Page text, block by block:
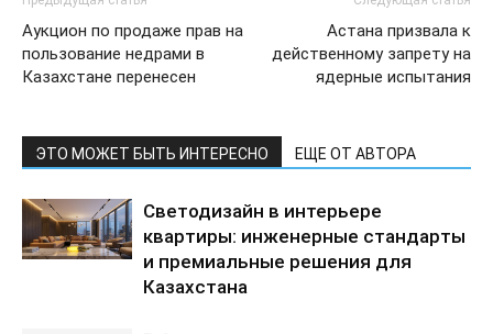
Аукцион по продаже прав на
пользование недрами в
Казахстане перенесен
Астана призвала к
действенному запрету на
ядерные испытания
ЭТО МОЖЕТ БЫТЬ ИНТЕРЕСНО ЕЩЕ ОТ АВТОРА
Светодизайн в интерьере
квартиры: инженерные стандарты
и премиальные решения для
Казахстана